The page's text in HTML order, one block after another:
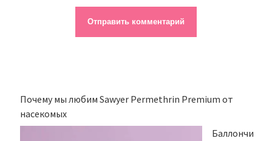
Почему мы любим Sawyer Permethrin Premium от
насекомых
Баллончи